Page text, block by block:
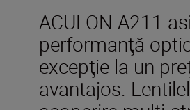
ACULON A211
performanţă
excepţie la un
avantajos.